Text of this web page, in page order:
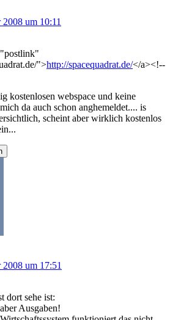
2008 um 10:11
">http://spacequadrat.de/</a><!--
kostenlosen webspace und keine
da auch schon anghemeldet.... is
scheint aber wirklich kostenlos
2008 um 17:51
dort sehe ist:
Ausgaben!